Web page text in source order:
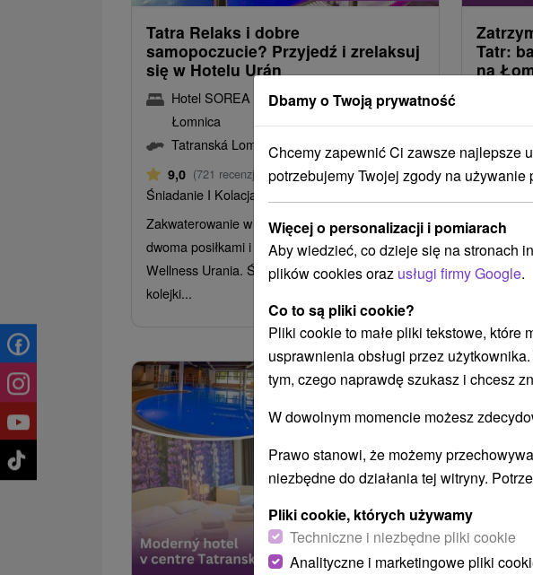
Tatra Relaks i dobre
samopoczucie? Przyjedź i zrelaksuj
się w Hotelu Urán
Hotel SOREA Urán★★★Tatrzańska
Łomnica
Tatranská Lomnica
9,0 (721 recenzji)
Od 3 Noce
Śniadanie I Kolacja
Zakwaterowanie w Tatrzańskiej Łomnicy z
dwoma posiłkami i alternatywnym wejściem do
Wellness Urania. Świetna lokalizacja w pobliżu
kolejki...
Tatr:
na
Ciesz
od319,62zł
/noc/osoba
Dbamy o Twoją prywatność
Chcemy zapewnić Ci zawsze najlepsze
potrzebujemy Twojej zgody na używanie
Więcej o personalizacji i pomiarach
Aby wiedzieć, co dzieje się na stronach
plików cookies oraz usługi firmy Google.
Co to są pliki cookie?
Pliki cookie to małe pliki tekstowe, które
usprawnienia obsługi przez
tym, czego naprawdę szukasz i chcesz
W dowolnym momencie możesz
Prawo stanowi, że możemy
niezbędne do działania tej witryny.
Pliki cookie, których używamy
Techniczne i niezbędne pliki cookie
Analityczne i marketingowe pliki